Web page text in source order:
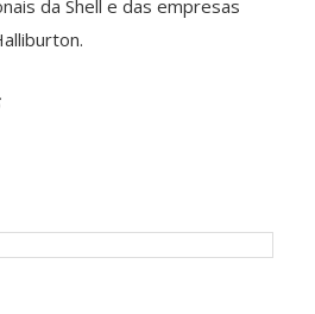
da Shell e das empresas